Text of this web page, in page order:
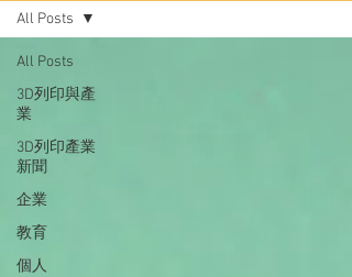
All Posts
3D列印與產
業
3D列印產業
新聞
企業
教育
個人
All Posts